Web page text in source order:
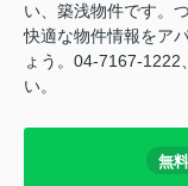
い、築浅物件です。
快適な物件情報をア
ょう。04-7167-1222
い。
無料